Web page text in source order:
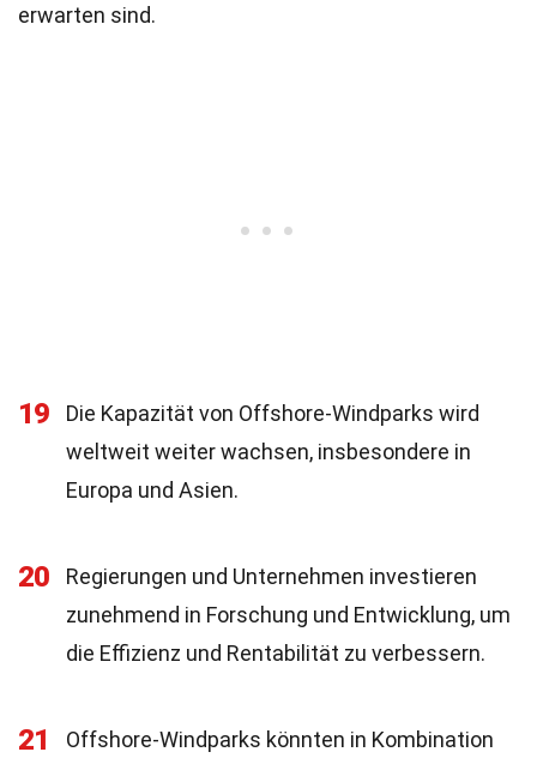
erwarten sind.
19
Die Kapazität von Offshore-Windparks wird
weltweit weiter wachsen, insbesondere in
Europa und Asien.
20
Regierungen und Unternehmen investieren
zunehmend in Forschung und Entwicklung, um
die Effizienz und Rentabilität zu verbessern.
21
Offshore-Windparks könnten in Kombination